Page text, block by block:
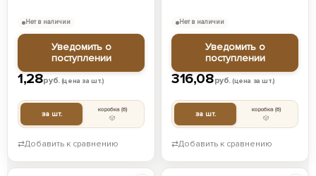
1,28руб.(цена за шт.)
за шт. коробка(6)
Нет в наличии
Уведомить о
поступлении
⇄Добавить к сравнению
316,08руб.(цена за шт.)
за шт. коробка(6)
Нет в наличии
Уведомить о
поступлении
⇄Добавить к сравнению